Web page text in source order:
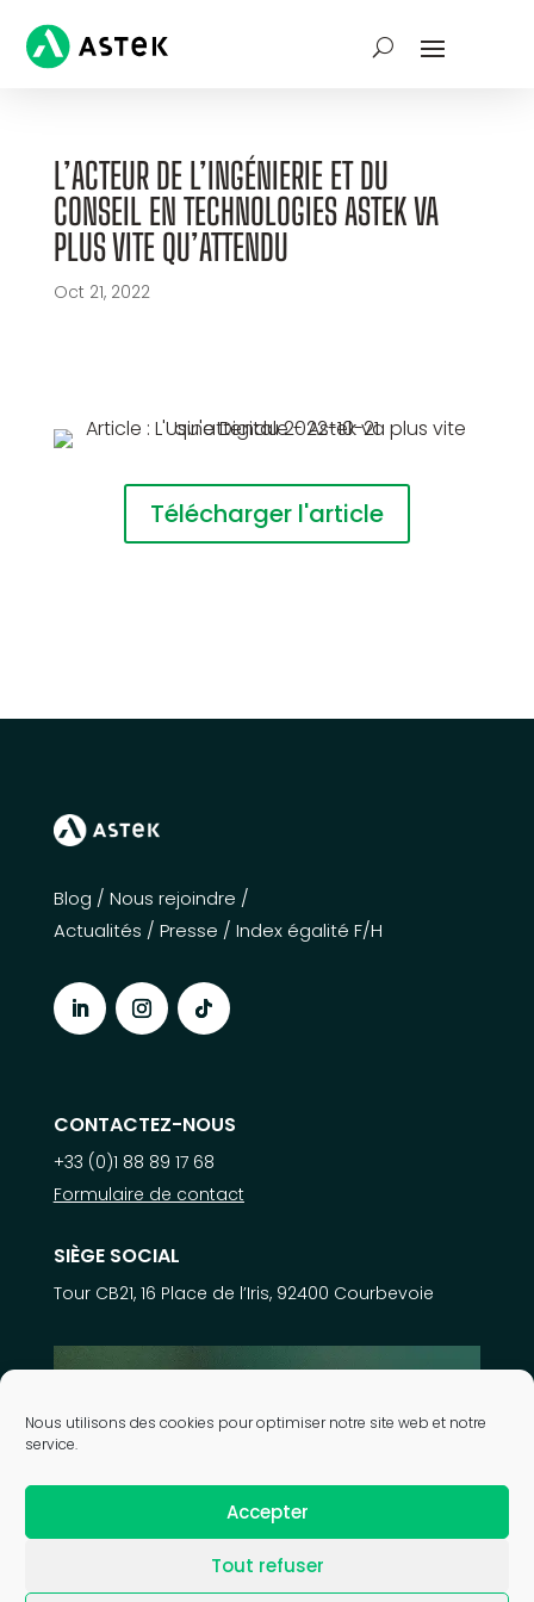
Nous utilisons des cookies pour optimiser notre site web et notre
service.
Accepter
Tout refuser
L’ACTEUR DE L’INGÉNIERIE ET DU
CONSEIL EN TECHNOLOGIES ASTEK VA
PLUS VITE QU’ATTENDU
Oct 21, 2022
Télécharger l'article
Blog / Nous rejoindre /
Actualités / Presse / Index égalité F/H
CONTACTEZ-NOUS
+33 (0)1 88 89 17 68
Formulaire de contact
SIÈGE SOCIAL
Tour CB21, 16 Place de l’Iris, 92400 Courbevoie
nos expertises
confidentialité|